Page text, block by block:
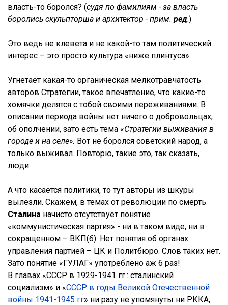
власть-то боролся? (судя по фамилиям - за власть
боролись скульпторша и архитектор - прим. ред.)
Это ведь не клевета и не какой-то там политический
интерес – это просто культура «ниже плинтуса».
Угнетает какая-то органическая мелкотравчатость
авторов Стратегии, такое впечатление, что какие-то
хомячки делятся с тобой своими переживаниями. В
описании периода войны нет ничего о добровольцах,
об ополчении, зато есть тема «Стратегии выживания в
городе и на селе». Вот не боролся советский народ, а
только выживал. Повторю, такие это, так сказать,
люди.
А что касается политики, то тут авторы из шкуры
вылезли. Скажем, в темах от революции по смерть
Сталина начисто отсутствует понятие
«коммунистическая партия» - ни в таком виде, ни в
сокращенном – ВКП(б). Нет понятия об органах
управления партией – ЦК и Политбюро. Слов таких нет.
Зато понятие «ГУЛАГ» употреблено аж 6 раз!
В главах «СССР в 1929-1941 гг.: сталинский
социализм» и «СССР в годы Великой Отечественной
войны 1941-1945 гг» ни разу не упомянуты ни РККА,